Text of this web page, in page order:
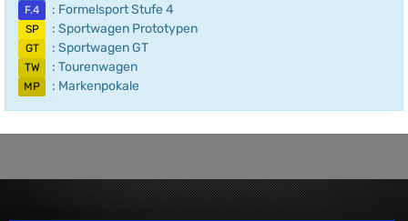
F.4 : Formelsport Stufe 4
SP : Sportwagen Prototypen
GT : Sportwagen GT
TW : Tourenwagen
MP : Markenpokale